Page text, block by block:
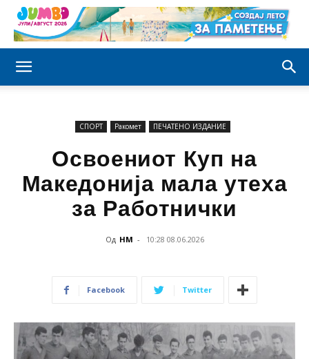
СПОРТ Ракомет ПЕЧАТЕНО ИЗДАНИЕ
Освоениот Куп на
Македонија мала утеха
за Работнички
Од НМ - 10:28 08.06.2026
Facebook Twitter